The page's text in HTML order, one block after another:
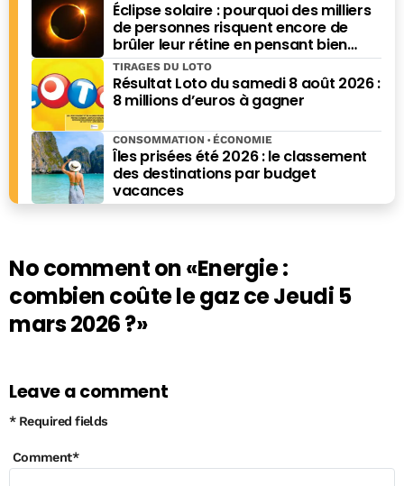
septembre 2021. Jean-Baptiste Giraud est également
l'auteur de nombreux ouvrages, dont « Dernière crise
avant l’Apocalypse », paru chez Ring en 2021, mais aussi
"Les grands esprits ont toujours tort", "Pourquoi les
rayures ont-elles des zèbres", "Pourquoi les bois ont-ils
des cerfs", "Histoires bêtes" (Editions du Moment) ou
encore du " Guide des bécébranchés" (L'Archipel).
Éclipse solaire : pourquoi des milliers
de personnes risquent encore de
brûler leur rétine en pensant bien
faire
Résultat Loto du samedi 8 août 2026 :
8 millions d’euros à gagner
TIRAGES DU LOTO
Îles prisées été 2026 : le classement
des destinations par budget
vacances
CONSOMMATION ÉCONOMIE
No comment on«Energie :
combien coûte le gaz ce Jeudi 5
mars 2026 ?»
Leave a comment
* Required fields
Comment*